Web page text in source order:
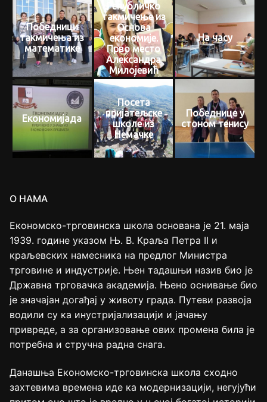
Победници
такмичења из
математике
Републичко
такмичење из
Основа
економије.
Прво место
Александра
Милојевић
(2015/2016.)
На часу
Економијада
Посета
пријатељске
школе из
Немачке
Победнице у
стоном тенису
О НАМА
Економско-трговинска школа основана је 21. маја
1939. године указом Њ. В. Краља Петра II и
краљевских намесника на предлог Министра
трговине и индустрије. Њен тадашњи назив био је
Државна трговачка академија. Њено оснивање био
је значајан догађај у животу града. Путеви развоја
водили су ка инустријализацији и јачању
привреде, а за организовање ових промена била је
потребна и стручна радна снага.
Данашња Економско-трговинска школа сходно
захтевима времена иде ка модернизацији, негујући